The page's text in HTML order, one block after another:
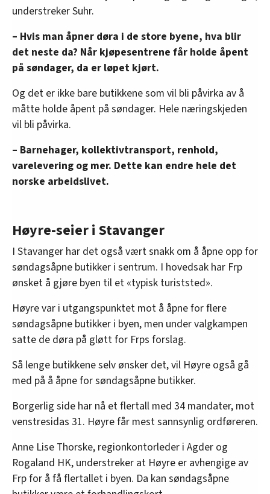
understreker Suhr.
– Hvis man åpner døra i de store byene, hva blir
det neste da? Når kjøpesentrene får holde åpent
på søndager, da er løpet kjørt.
Og det er ikke bare butikkene som vil bli påvirka av å
måtte holde åpent på søndager. Hele næringskjeden
vil bli påvirka.
– Barnehager, kollektivtransport, renhold,
varelevering og mer. Dette kan endre hele det
norske arbeidslivet.
Høyre-seier i Stavanger
I Stavanger har det også vært snakk om å åpne opp for
søndagsåpne butikker i sentrum. I hovedsak har Frp
ønsket å gjøre byen til et «typisk turiststed».
Høyre var i utgangspunktet mot å åpne for flere
søndagsåpne butikker i byen, men under valgkampen
satte de døra på gløtt for Frps forslag.
Så lenge butikkene selv ønsker det, vil Høyre også gå
med på å åpne for søndagsåpne butikker.
Borgerlig side har nå et flertall med 34 mandater, mot
venstresidas 31. Høyre får mest sannsynlig ordføreren.
Anne Lise Thorske, regionkontorleder i Agder og
Rogaland HK, understreker at Høyre er avhengige av
Frp for å få flertallet i byen. Da kan søndagsåpne